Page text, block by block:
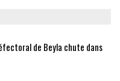
de Beyla chute dans